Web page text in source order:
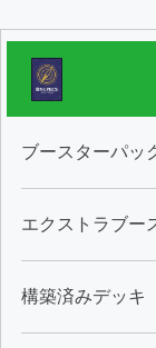
ブースターパッ
エクストラブー
構築済みデッキ